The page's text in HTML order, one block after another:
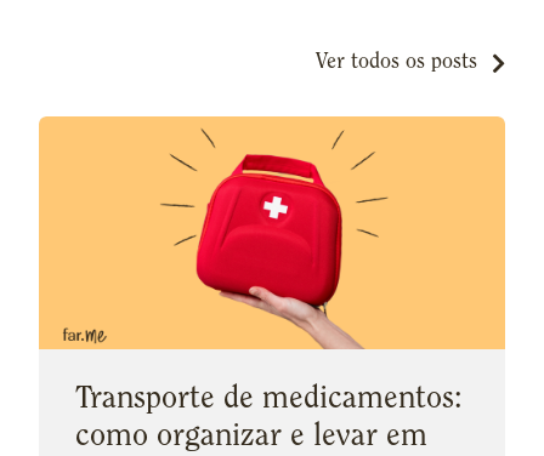
Ver todos os posts
Transporte de medicamentos:
como organizar e levar em